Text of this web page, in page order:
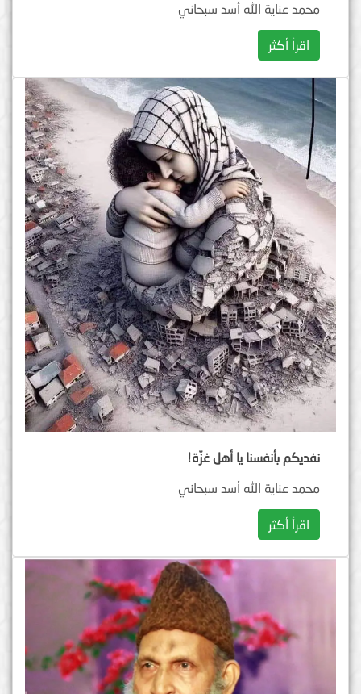
محمد عناية الله أسد سبحاني
اقرأ أكثر
نفديكم بأنفسنا يا أهل غزّة!
محمد عناية الله أسد سبحاني
اقرأ أكثر